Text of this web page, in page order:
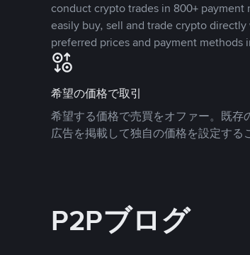
conduct crypto trades in 800+ payment
easily buy, sell and trade crypto
preferred prices and payment methods
希望の価格で取引
希望する価格で売買をオファー。既存
広告を掲載して独自の価格を設定する
P2Pブログ